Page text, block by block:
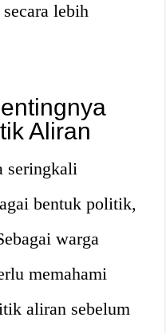
lebih
Aliran
seringkali
bentuk politik,
warga
memahami
aliran sebelum